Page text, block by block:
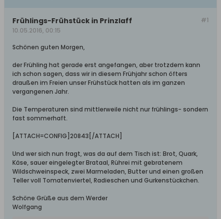
#1
Frühlings-Frühstück in Prinzlaff
10.05.2016, 00:15
Schönen guten Morgen,
der Frühling hat gerade erst angefangen, aber trotzdem kann
ich schon sagen, dass wir in diesem Frühjahr schon öfters
draußen im Freien unser Frühstück hatten als im ganzen
vergangenen Jahr.
Die Temperaturen sind mittlerweile nicht nur frühlings- sondern
fast sommerhaft.
[ATTACH=CONFIG]20843[/ATTACH]
Und wer sich nun fragt, was da auf dem Tisch ist: Brot, Quark,
Käse, sauer eingelegter Brataal, Rührei mit gebratenem
Wildschweinspeck, zwei Marmeladen, Butter und einen großen
Teller voll Tomatenviertel, Radieschen und Gurkenstückchen.
Schöne Grüße aus dem Werder
Wolfgang